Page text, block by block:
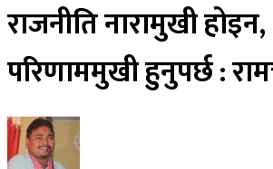
राजनीति नारामुखी होइन,
परिणाममुखी हुनुपर्छ :